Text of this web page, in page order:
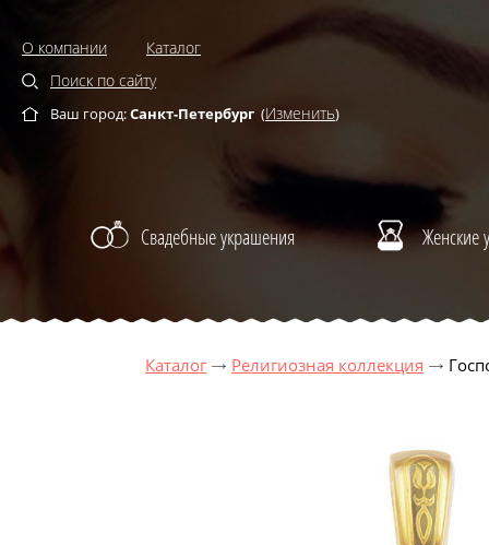
О компании
Каталог
Поиск по сайту
Ваш город:Санкт-Петербург (Изменить)
Свадебные украшения Женские
Каталог Религиозная коллекция